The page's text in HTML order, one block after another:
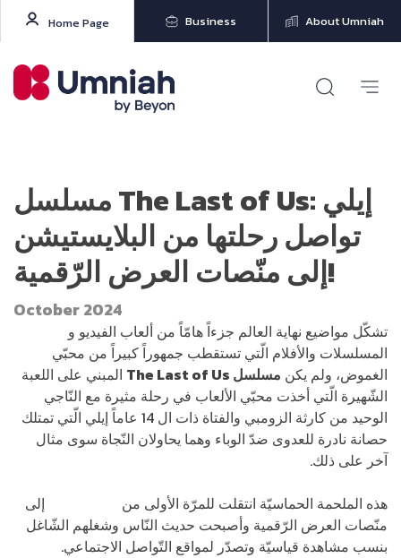
Home Page Business About Umniah
مسلسل The Last of Us: إيلي
تواصل رحلتها من البلايستيشن
إلى منّصات العرض الرّقمية!
October 2024
تشكّل مواضيع نهاية العالم جزءاً هامّاً من ألعاب الفيديو و
المسلسلات والأفلام الّتي تستقطب جمهوراً كبيراً من محبّي
الغموض، ولم يكن مسلسل The Last of Us
المبني على اللعبة
الشّهيرة الّتي أخذت محبّي الألعاب في رحلة مثيرة مع النّاجي
الوحيد من كارثة الزومبي والفتاة ذات ال 14 عاماً إيلي الّتي تمتلك
حصانة نادرة للعدوى ضدّ الوباء وهما يحاولان النّجاة سوى مثال
آخر على ذلك.
هذه الملحمة الحماسيّة انتقلت للمرّة الأولى من
إلى
منّصات العرض الرّقمية وأصبحت حديث النّاس وشغلهم الشّاغل
بنسب مشاهدة قياسيّة وتصدّر لمواقع التّواصل الاجتماعي.